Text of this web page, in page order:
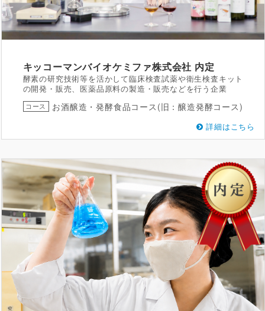
キッコーマンバイオケミファ株式会社 内定
酵素の研究技術等を活かして臨床検査試薬や衛生検査キット
の開発・販売、医薬品原料の製造・販売などを行う企業
コース お酒醸造・発酵食品コース(旧：醸造発酵コース)
詳細はこちら